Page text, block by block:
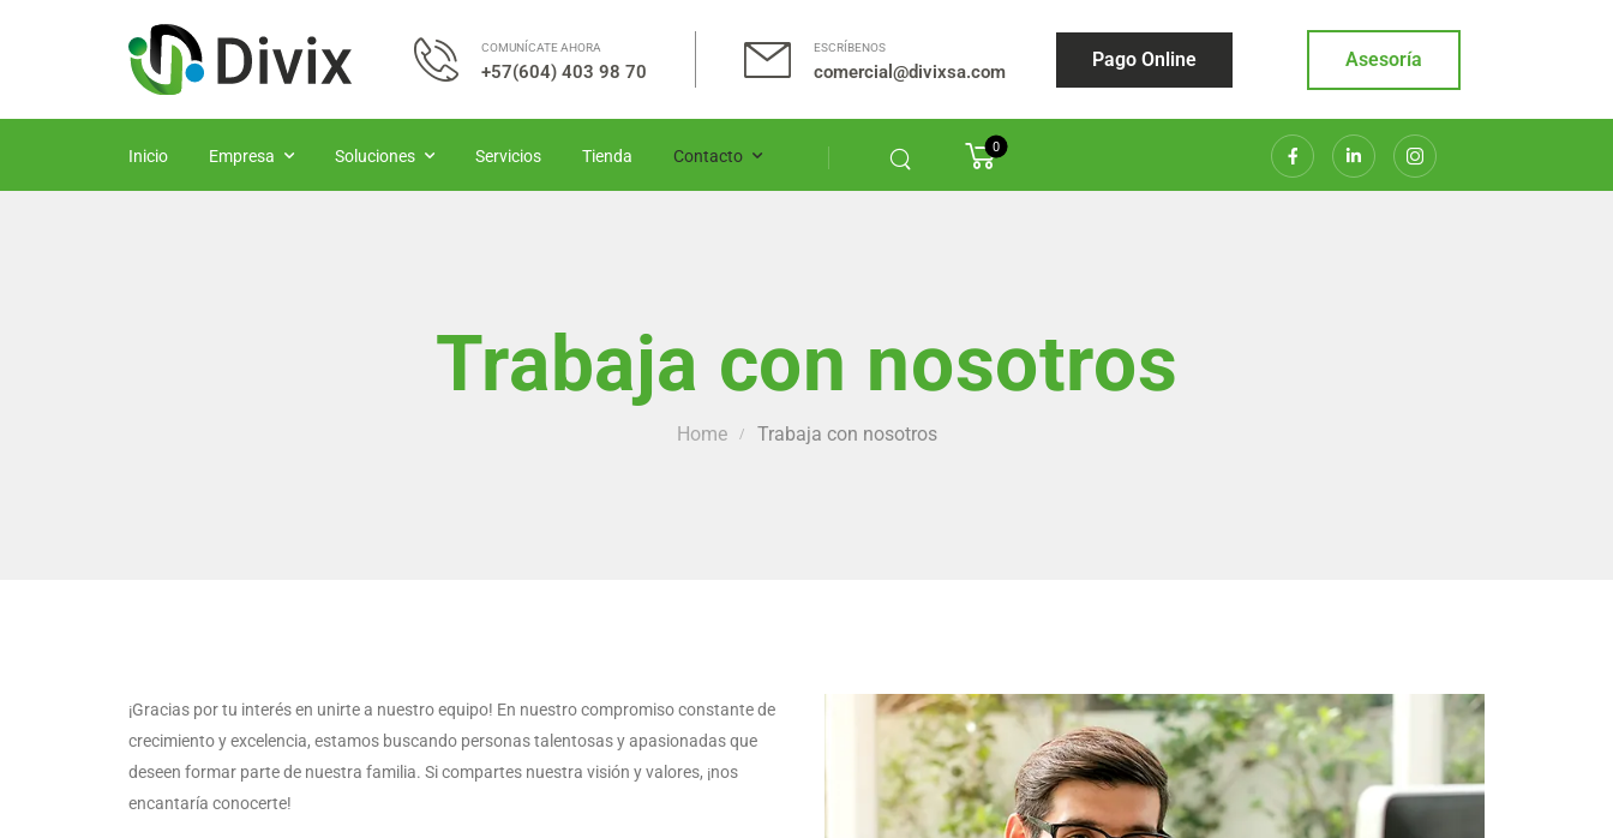
COMUNÍCATE AHORA
+57(604) 403 98 70
ESCRÍBENOS
comercial@divixsa.com
Pago Online Asesoría
Inicio Empresa Soluciones Servicios Tienda Contacto 0
Trabaja con nosotros
Home / Trabaja con nosotros
¡Gracias por tu interés en unirte a nuestro equipo! En nuestro compromiso constante de
crecimiento y excelencia, estamos buscando personas talentosas y apasionadas que
deseen formar parte de nuestra familia. Si compartes nuestra visión y valores, ¡nos
encantaría conocerte!